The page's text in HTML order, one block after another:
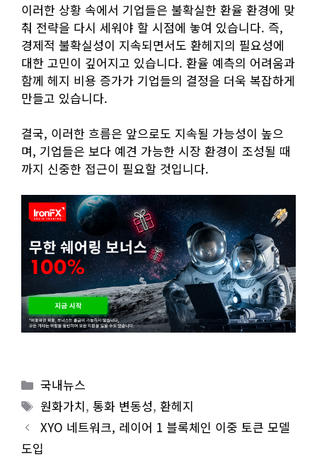
이러한 상황 속에서 기업들은 불확실한 환율 환경에 맞
춰 전략을 다시 세워야 할 시점에 놓여 있습니다. 즉,
경제적 불확실성이 지속되면서도 환헤지의 필요성에
대한 고민이 깊어지고 있습니다. 환율 예측의 어려움과
함께 헤지 비용 증가가 기업들의 결정을 더욱 복잡하게
만들고 있습니다.
결국, 이러한 흐름은 앞으로도 지속될 가능성이 높으
며, 기업들은 보다 예견 가능한 시장 환경이 조성될 때
까지 신중한 접근이 필요할 것입니다.
Categories
국내뉴스
Tags
원화가치,통화 변동성,환헤지
XYO 네트워크, 레이어 1 블록체인 이중 토큰 모델
도입